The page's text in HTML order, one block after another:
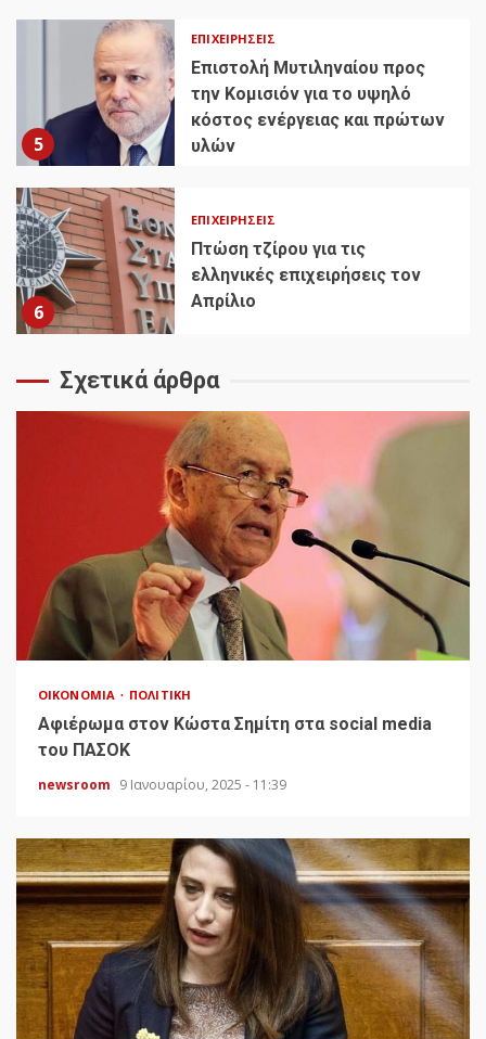
5
ΕΠΙΧΕΙΡΉΣΕΙΣ
Επιστολή Μυτιληναίου προς
την Κομισιόν για το υψηλό
κόστος ενέργειας και πρώτων
υλών
6
ΕΠΙΧΕΙΡΉΣΕΙΣ
Πτώση τζίρου για τις
ελληνικές επιχειρήσεις τον
Απρίλιο
Σχετικά άρθρα
ΟΙΚΟΝΟΜΊΑ ΠΟΛΙΤΙΚΉ
Αφιέρωμα στον Κώστα Σημίτη στα social media
του ΠΑΣΟΚ
newsroom 9 Ιανουαρίου, 2025 - 11:39